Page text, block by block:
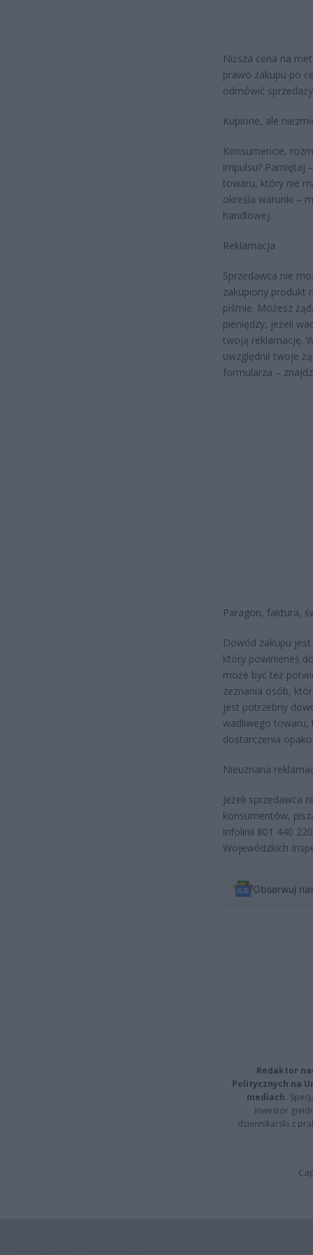
Niższa cena na
prawo zakupu po
odmówić
Kupione, ale
Konsumencie,
impulsu? Pamiętaj
towaru, który nie
określa warunki –
handlowej.
Reklamacja
Sprzedawca nie
zakupiony produkt
piśmie. Możesz
pieniędzy, jeżeli
twoją reklamację.
uwzględnił twoje
formularza –
Paragon, faktura,
Dowód zakupu
który powinieneś
może być też
zeznania osób,
jest potrzebny
wadliwego towaru,
dostarczenia
Nieuznana
Jeżeli sprzedawca
konsumentów,
infolinii 801 440
Wojewódzkich
Obserwuj
Redaktor
Politycznych na
mediach.
inwestor
dziennikarski z